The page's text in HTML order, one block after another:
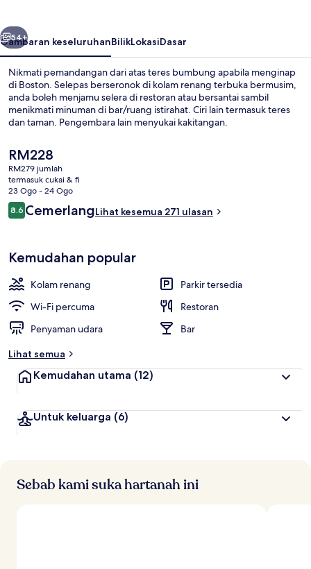
Seterusnya
54+
Gambaran keseluruhanBilikLokasiDasar
Nikmati pemandangan dari atas teres bumbung apabila menginap
di Boston. Selepas berseronok di kolam renang terbuka bermusim,
anda boleh menjamu selera di restoran atau bersantai sambil
menikmati minuman di bar/ruang istirahat. Ciri lain termasuk teres
dan taman. Pengembara lain menyukai kakitangan.
Harga
semasa
ialah
RM228
RM228
RM279 jumlah
termasuk cukai & fi
23 Ogo - 24 Ogo
Ulasan
8.68.6 daripada 10
CemerlangLihat kesemua 271 ulasan
Kemudahan popular
Kolam renang
Parkir tersedia
Wi-Fi percuma
Restoran
Penyaman udara
Bar
Lihat semua
Kemudahan utama (12)
Untuk keluarga (6)
Sebab kami suka hartanah ini